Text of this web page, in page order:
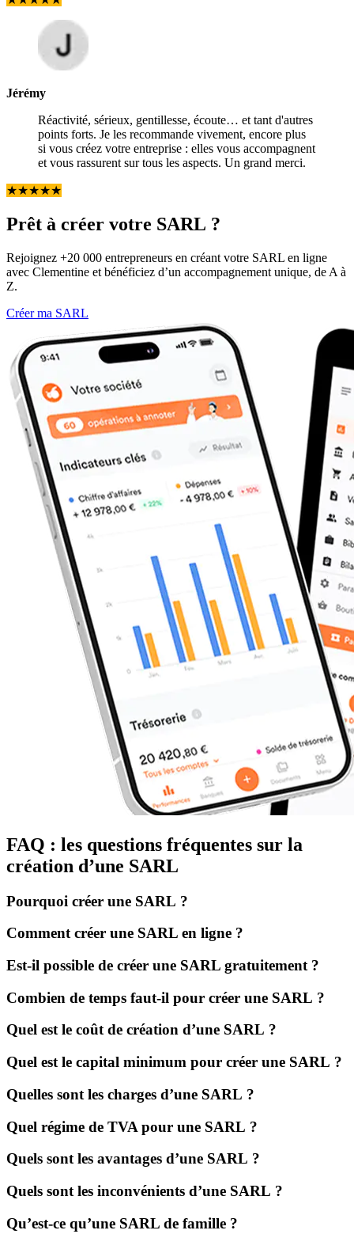
Jérémy
Réactivité, sérieux, gentillesse, écoute… et tant d'autres
points forts. Je les recommande vivement, encore plus
si vous créez votre entreprise : elles vous accompagnent
et vous rassurent sur tous les aspects. Un grand merci.
★★★★★
Prêt à créer votre SARL ?
Rejoignez +20 000 entrepreneurs en créant votre SARL en ligne
avec Clementine et bénéficiez d’un accompagnement unique, de A à
Z.
Créer ma SARL
FAQ : les questions fréquentes sur la
création d’une SARL
Pourquoi créer une SARL ?
Comment créer une SARL en ligne ?
Est-il possible de créer une SARL gratuitement ?
Combien de temps faut-il pour créer une SARL ?
Quel est le coût de création d’une SARL ?
Quel est le capital minimum pour créer une SARL ?
Quelles sont les charges d’une SARL ?
Quel régime de TVA pour une SARL ?
Quels sont les avantages d’une SARL ?
Quels sont les inconvénients d’une SARL ?
Qu’est-ce qu’une SARL de famille ?